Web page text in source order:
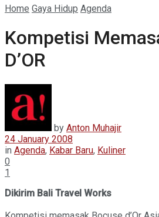
Home Gaya Hidup Agenda
Kompetisi
D’OR
by Anton Muhajir
24 January 2008
in Agenda, Kabar Baru, Kuliner
0
1
Dikirim Bali Travel Works